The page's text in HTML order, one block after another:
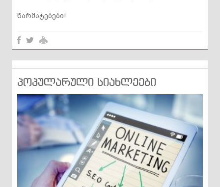
წარმატებები!
პოპულარული სიახლეები